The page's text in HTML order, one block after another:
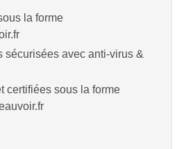
la forme
sécurisées avec anti-virus &
certifiées sous la forme